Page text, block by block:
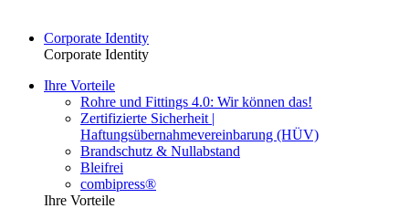
Corporate Identity
Corporate Identity
Ihre Vorteile
Rohre und Fittings 4.0: Wir können das!
Zertifizierte Sicherheit |
Haftungsübernahmevereinbarung (HÜV)
Brandschutz & Nullabstand
Bleifrei
combipress®
Ihre Vorteile